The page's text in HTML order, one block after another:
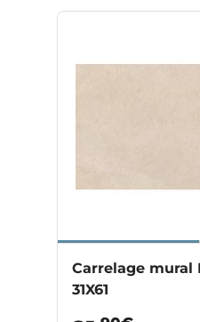
Carrelage mural
31X61